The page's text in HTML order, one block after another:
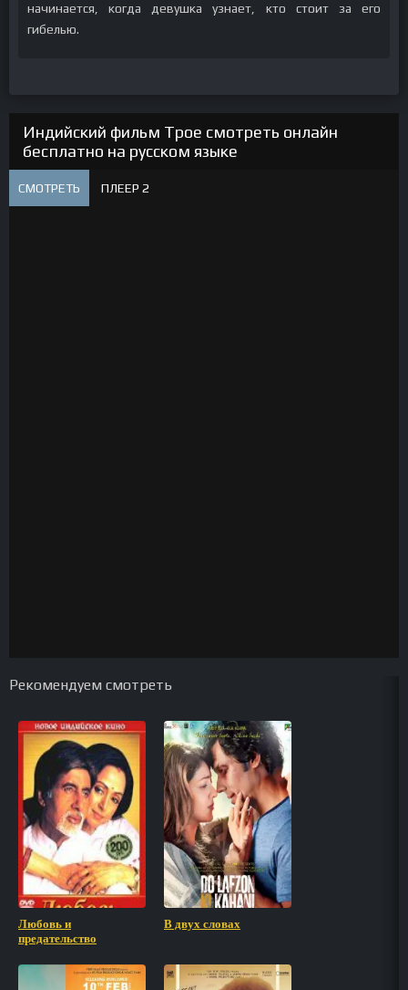
начинается, когда девушка узнает, кто стоит за его
гибелью.
Индийский фильм Трое смотреть онлайн
бесплатно на русском языке
СМОТРЕТЬ ПЛЕЕР 2
Рекомендуем смотреть
Любовь и
предательство
В двух словах